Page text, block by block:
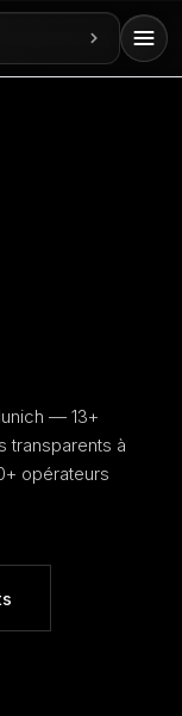
— 13+
transparents à
opérateurs